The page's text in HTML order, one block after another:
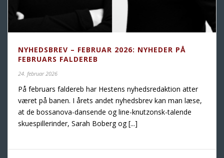
NYHEDSBREV – FEBRUAR 2026: NYHEDER PÅ
FEBRUARS FALDEREB
24. februar 2026
På februars faldereb har Hestens nyhedsredaktion atter
været på banen. I årets andet nyhedsbrev kan man læse,
at de bossanova-dansende og line-knutzonsk-talende
skuespillerinder, Sarah Boberg og [...]